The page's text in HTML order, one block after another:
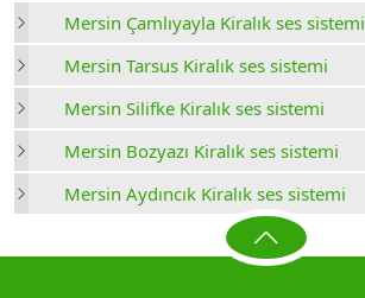
Mersin Çamlıyayla Kiralık ses sistemi
Mersin Tarsus Kiralık ses sistemi
Mersin Silifke Kiralık ses sistemi
Mersin Bozyazı Kiralık ses sistemi
Mersin Aydıncık Kiralık ses sistemi